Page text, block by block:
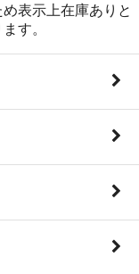
表示上在庫ありと
す。